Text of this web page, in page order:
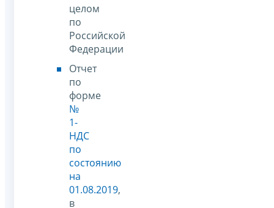
целом
по
Российской
Федерации
Отчет
по
форме
№
1-
НДС
по
состоянию
на
01.08.2019,
в